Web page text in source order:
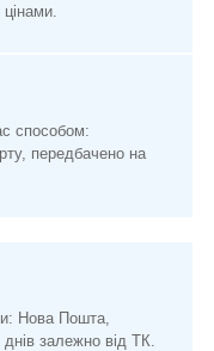
способом:
передбачено на
Нова Пошта,
залежно від ТК.